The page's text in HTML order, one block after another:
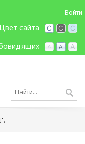
Войти
Цвет сайта